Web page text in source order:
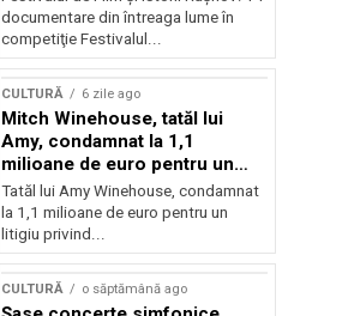
documentare din întreaga lume în
competiţie Festivalul...
CULTURĂ 6 zile ago
Mitch Winehouse, tatăl lui
Amy, condamnat la 1,1
milioane de euro pentru un
litigiu pierdut
Tatăl lui Amy Winehouse, condamnat
la 1,1 milioane de euro pentru un
litigiu privind...
CULTURĂ o săptămână ago